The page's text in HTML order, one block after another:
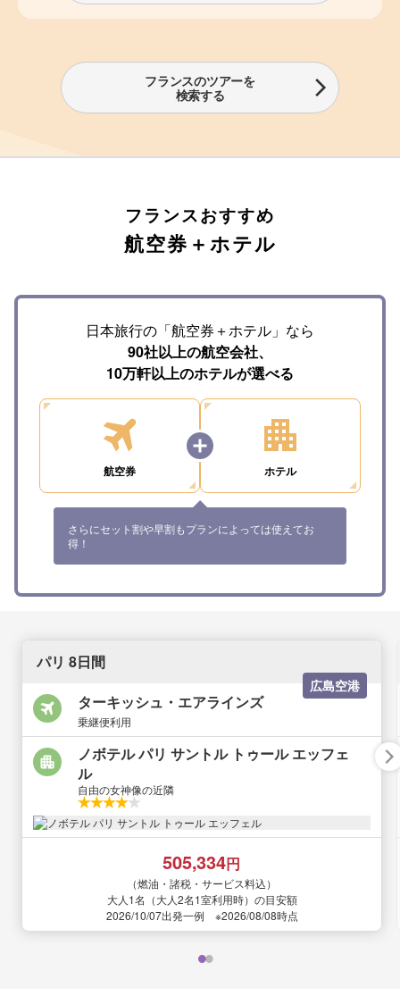
フランスのツアーを
検索する
フランスおすすめ
航空券＋ホテル
日本旅行の「航空券＋ホテル」なら
90社以上の航空会社、
10万軒以上のホテルが選べる
航空券 ホテル
さらにセット割や早割もプランによっては使えてお
得！
パリ 8日間
広島空港
ターキッシュ・エアラインズ
乗継便利用
ノボテル パリ サントル トゥール エッフェ
ル
自由の女神像の近隣
505,334円
（燃油・諸税・サービス料込）
大人1名（大人2名1室利用時）の目安額
2026/10/07出発一例 ※2026/08/08時点